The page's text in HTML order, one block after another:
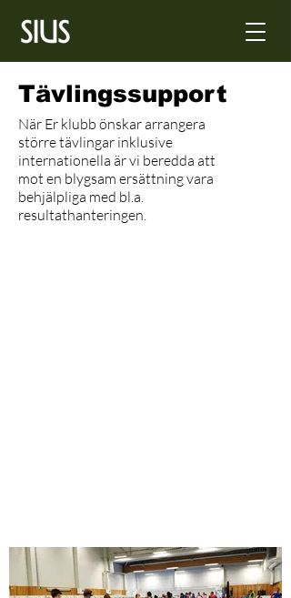
Tävlingssupport
När Er klubb önskar arrangera
större tävlingar inklusive
internationella är vi beredda att
mot en blygsam ersättning vara
behjälpliga med bl.a.
resultathanteringen.